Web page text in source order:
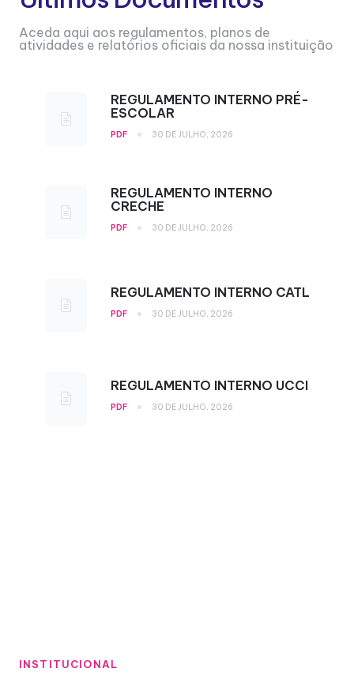
Aceda aqui aos regulamentos, planos de
atividades e relatórios oficiais da nossa instituição
REGULAMENTO INTERNO PRÉ-
ESCOLAR
PDF • 30 DE JULHO, 2026
REGULAMENTO INTERNO
CRECHE
PDF • 30 DE JULHO, 2026
REGULAMENTO INTERNO CATL
PDF • 30 DE JULHO, 2026
REGULAMENTO INTERNO UCCI
PDF • 30 DE JULHO, 2026
INSTITUCIONAL